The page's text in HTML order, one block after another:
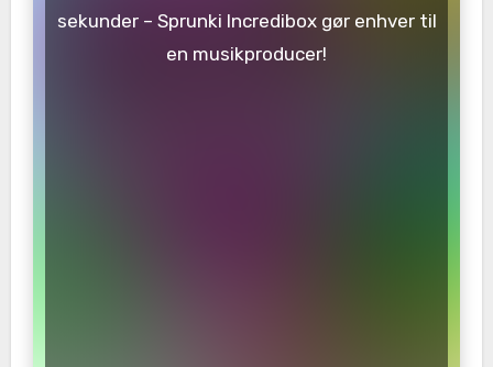
sekunder – Sprunki Incredibox gør enhver til
en musikproducer!